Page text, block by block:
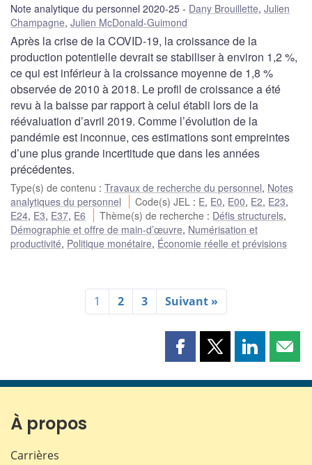
Note analytique du personnel 2020-25 Dany Brouillette, Julien
Champagne, Julien McDonald-Guimond
Après la crise de la COVID-19, la croissance de la
production potentielle devrait se stabiliser à environ 1,2 %,
ce qui est inférieur à la croissance moyenne de 1,8 %
observée de 2010 à 2018. Le profil de croissance a été
revu à la baisse par rapport à celui établi lors de la
réévaluation d’avril 2019. Comme l’évolution de la
pandémie est inconnue, ces estimations sont empreintes
d’une plus grande incertitude que dans les années
précédentes.
Type(s) de contenu : Travaux de recherche du personnel, Notes
analytiques du personnel
Code(s) JEL : E, E0, E00, E2, E23,
E24, E3, E37, E6 Thème(s) de recherche : Défis structurels,
Démographie et offre de main-d’œuvre, Numérisation et
productivité, Politique monétaire, Économie réelle et prévisions
1 2 3 Suivant »
Partager
page
Partager
page
Partager
page page
À propos
Carrières